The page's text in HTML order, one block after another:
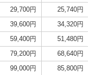
29,700円 25,740円
39,600円 34,320円
59,400円 51,480円
79,200円 68,640円
99,000円 85,800円